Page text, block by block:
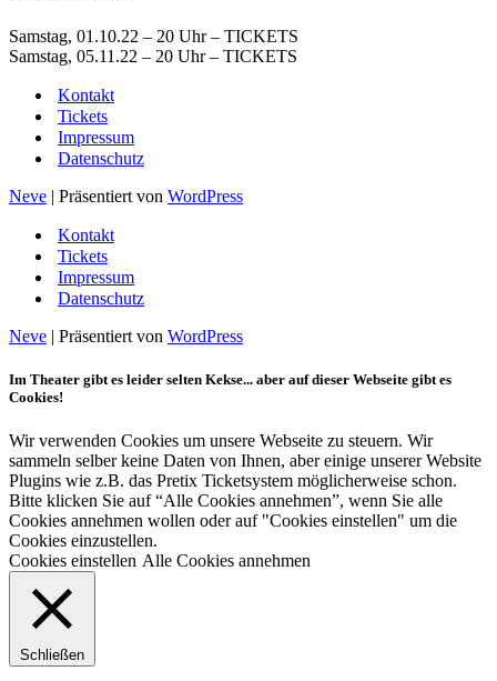
Samstag, 01.10.22 – 20 Uhr – TICKETS
Samstag, 05.11.22 – 20 Uhr – TICKETS
Kontakt
Tickets
Impressum
Datenschutz
Neve | Präsentiert von WordPress
Kontakt
Tickets
Impressum
Datenschutz
Neve | Präsentiert von WordPress
Im Theater gibt es leider selten Kekse... aber auf dieser Webseite gibt es
Cookies!
Wir verwenden Cookies um unsere Webseite zu steuern. Wir
sammeln selber keine Daten von Ihnen, aber einige unserer Website
Plugins wie z.B. das Pretix Ticketsystem möglicherweise schon.
Bitte klicken Sie auf “Alle Cookies annehmen”, wenn Sie alle
Cookies annehmen wollen oder auf "Cookies einstellen" um die
Cookies einzustellen.
Cookies einstellen Alle Cookies annehmen
Schließen